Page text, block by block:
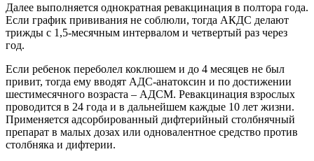
Далее выполняется однократная ревакцинация в полтора года.
Если график прививания не соблюли, тогда АКДС делают
трижды с 1,5-месячным интервалом и четвертый раз через
год.
Если ребенок переболел коклюшем и до 4 месяцев не был
привит, тогда ему вводят АДС-анатоксин и по достижении
шестимесячного возраста – АДСМ. Ревакцинация взрослых
проводится в 24 года и в дальнейшем каждые 10 лет жизни.
Применяется адсорбированный дифтерийный столбнячный
препарат в малых дозах или одновалентное средство против
столбняка и дифтерии.